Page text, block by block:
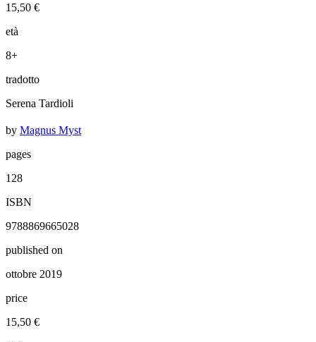
15,50 €
età
8+
tradotto
Serena Tardioli
by Magnus Myst
pages
128
ISBN
9788869665028
published on
ottobre 2019
price
15,50 €